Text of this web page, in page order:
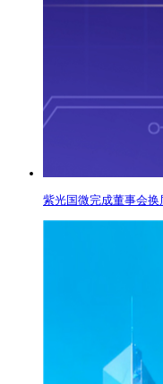
紫光国微完成董事会